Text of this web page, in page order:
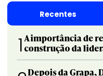
Recentes
1 A importância de
construção da
Depois da Grapa,